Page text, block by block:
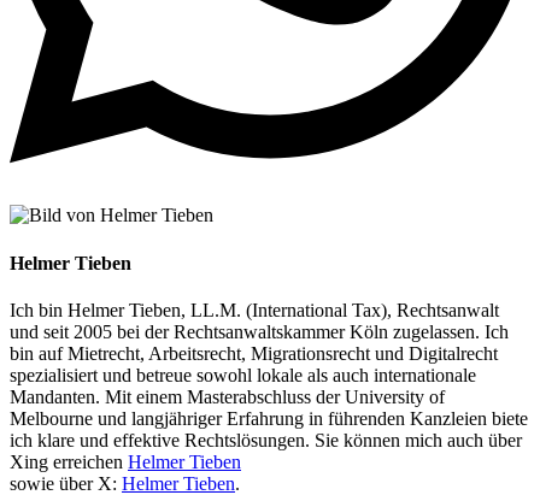
Helmer Tieben
Ich bin Helmer Tieben, LL.M. (International Tax), Rechtsanwalt
und seit 2005 bei der Rechtsanwaltskammer Köln zugelassen. Ich
bin auf Mietrecht, Arbeitsrecht, Migrationsrecht und Digitalrecht
spezialisiert und betreue sowohl lokale als auch internationale
Mandanten. Mit einem Masterabschluss der University of
Melbourne und langjähriger Erfahrung in führenden Kanzleien biete
ich klare und effektive Rechtslösungen. Sie können mich auch über
Xing erreichen Helmer Tieben
sowie über X: Helmer Tieben.